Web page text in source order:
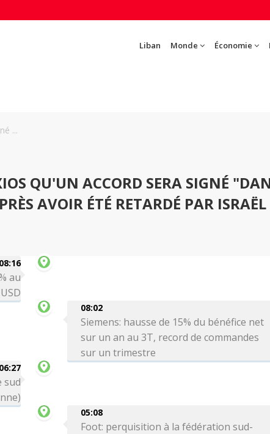
Liban Monde Économie
...
QU'UN ACCORD SERA SIGNÉ
AVOIR ÉTÉ RETARDÉ PAR ISRAËL
08:16
au
08:02
Siemens: hausse de 15% du bénéfice net
sur un an au 3T, record de commandes
sur un trimestre
06:27
sud
05:08
Foot: perquisition à la fédération sud-